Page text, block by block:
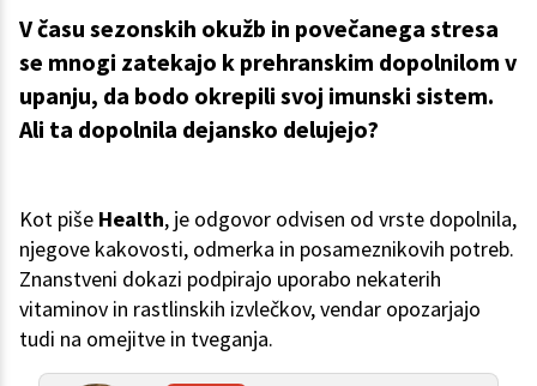
V času sezonskih okužb in povečanega stresa
se mnogi zatekajo k prehranskim dopolnilom v
upanju, da bodo okrepili svoj imunski sistem.
Ali ta dopolnila dejansko delujejo?
Kot piše Health, je odgovor odvisen od vrste dopolnila,
njegove kakovosti, odmerka in posameznikovih potreb.
Znanstveni dokazi podpirajo uporabo nekaterih
vitaminov in rastlinskih izvlečkov, vendar opozarjajo
tudi na omejitve in tveganja.